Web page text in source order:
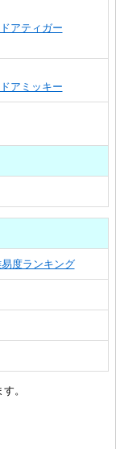
アティガー
アミッキー
度ランキング
。